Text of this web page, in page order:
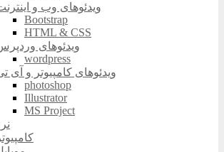
ویدئوهای وب و
Bootstrap
HTML & CSS
ویدئوهای
wordpress
ویدئوهای کامپیوتر و آی
photoshop
Illustrator
MS Project
کامپیوتر